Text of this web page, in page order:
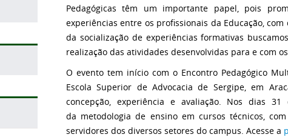
Pedagógicas têm um importante papel, pois
experiências entre os profissionais da Educação,
da socialização de experiências formativas
realização das atividades desenvolvidas para e com
O evento tem início com o Encontro Pedagógico
Escola Superior de Advocacia de Sergipe, em
concepção, experiência e avaliação. Nos dias
da metodologia de ensino em cursos técnicos,
servidores dos diversos setores do campus. Acesse a